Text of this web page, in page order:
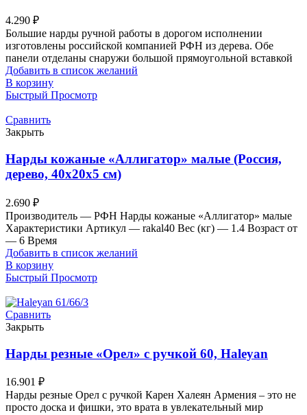
4.290 ₽
Большие нарды ручной работы в дорогом исполнении
изготовлены российской компанией РФН из дерева. Обе
панели отделаны снаружи большой прямоугольной вставкой
Добавить в список желаний
В корзину
Быстрый Просмотр
Сравнить
Закрыть
Нарды кожаные «Аллигатор» малые (Россия,
дерево, 40х20х5 см)
2.690 ₽
Производитель — РФН Нарды кожаные «Аллигатор» малые
Характеристики Артикул — rakal40 Вес (кг) — 1.4 Возраст от
— 6 Время
Добавить в список желаний
В корзину
Быстрый Просмотр
Сравнить
Закрыть
Нарды резные «Орел» с ручкой 60, Haleyan
16.901 ₽
Нарды резные Орел с ручкой Карен Халеян Армения – это не
просто доска и фишки, это врата в увлекательный мир